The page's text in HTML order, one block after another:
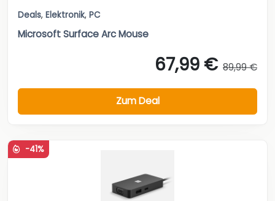
Deals, Elektronik, PC
Microsoft Surface Arc Mouse
67,99 € 89,99 €
Zum Deal
-41%